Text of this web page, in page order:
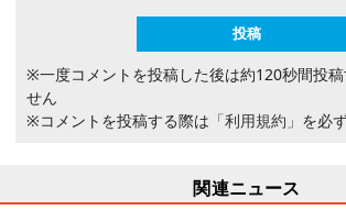
※一度コメントを投稿した後は約120秒間投
せん
※コメントを投稿する際は 「利用規約」 を必
関連ニュース